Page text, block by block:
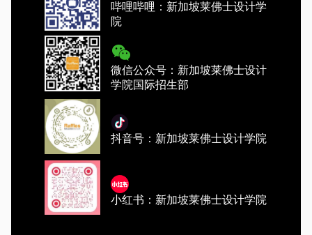
哔哩哔哩：新加坡莱佛士设计学
院
微信公众号：新加坡莱佛士设计
学院国际招生部
抖音号：新加坡莱佛士设计学院
小红书：新加坡莱佛士设计学院